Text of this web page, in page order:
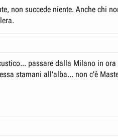
non succede niente. Anche chi
passare dalla Milano in ora
stamani all'alba... non c'è